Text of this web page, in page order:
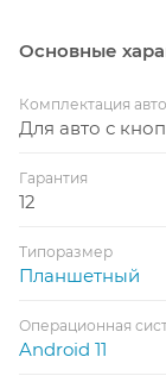
Основные
Комплектация авто
Для авто с
Гарантия
12
Типоразмер
Планшетный
Операционная
Android 11